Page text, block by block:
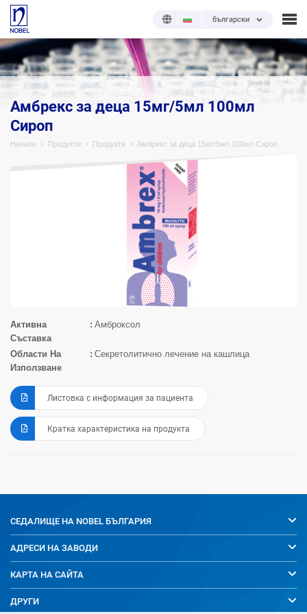
български
;
Амбрекс за деца 15мг/5мл 100мл
Сироп
Начало Продукти Продукти Амбрекс за деца 15мг/5мл 100мл Сироп
Активна
Съставка
Амброксол
Области На
Използване
Секретолитично лечение на кашлица
Листовка с информация за пациента
Кратка характеристика на продукта
СЕДАЛИЩЕ НА NOBEL БЪЛГАРИЯ
АДРЕСИ НА ЗАВОДИ
КАРТА НА САЙТА
ДРУГИ